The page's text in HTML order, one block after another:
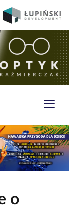
o